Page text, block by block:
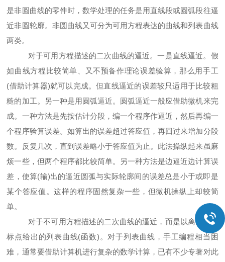
是非圆曲线的零件时，数学处理的任务是用直线段或圆弧段往逼
近非圆轮廓。非圆曲线又可分为可用方程表达的曲线和列表曲线
两类。
对于可用方程描述的二次曲线的逼近。一是直线逼近。假
如曲线方程比较简单、又不预备作理论误差验算，那么用手工
(借助计算器)就可以完成。但直线逼近的误差较只适用于比较粗
糙的加工。另一种是用圆弧逼近。圆弧逼近一般应借助微机来完
成。一种方法是先按估计分段，编一个程序作逼近，然后再编一
个程序验算误差。如算出的误差超过答应值，再回过来增加分段
数。反复几次，直到误差略小于答应值为止。此法操纵起来虽麻
烦一些，但两个程序都比较简单。另一种方法是边逼近边计算误
差，使算(输)出的逼近圆弧与实际轮廓间的误差总是小于或即是
某个答应值。这样的程序固然复杂一些，但微机操纵上却较简
单。
对于不可用方程描述的二次曲线的逼近，而是以离散的坐
标点给出的列表曲线(函数)。对于列表曲线，手工编程相当困
难，通常要借助计算机进行复杂的数学计算，已有不少专著对此